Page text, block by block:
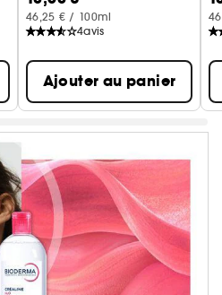
46,25 € / 100ml
4avis
Ajouter au panier